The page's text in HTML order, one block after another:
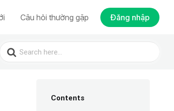
Câu hỏi thường gặp Đăng nhập
Search
for:
Contents